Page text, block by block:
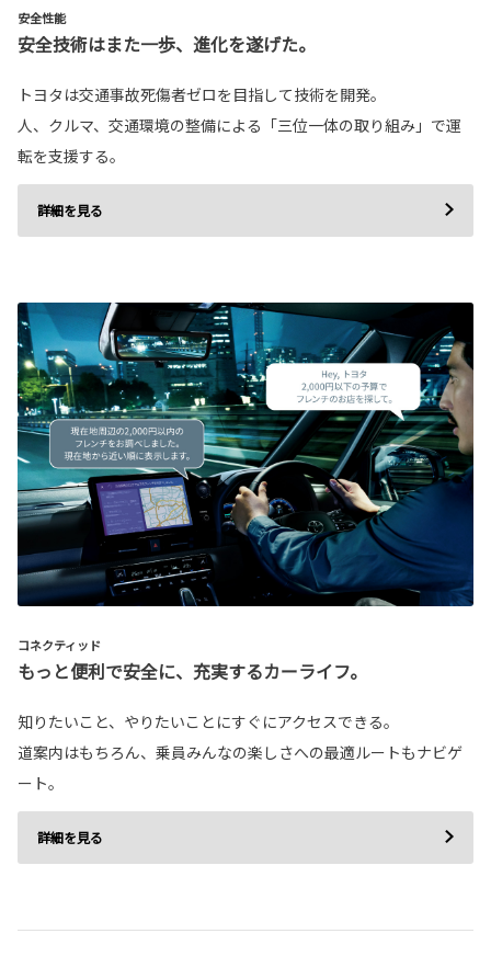
安全性能
安全技術はまた一歩、進化を遂げた。
トヨタは交通事故死傷者ゼロを目指して技術を開発。
人、クルマ、交通環境の整備による「三位一体の取り組み」で運
転を支援する。
詳細を見る
コネクティッド
もっと便利で安全に、充実するカーライフ。
知りたいこと、やりたいことにすぐにアクセスできる。
道案内はもちろん、乗員みんなの楽しさへの最適ルートもナビゲ
ート。
詳細を見る